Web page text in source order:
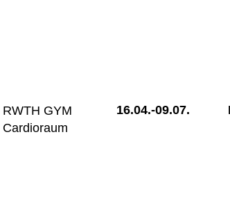
RWTH GYM
Cardioraum
16.04.-09.07.